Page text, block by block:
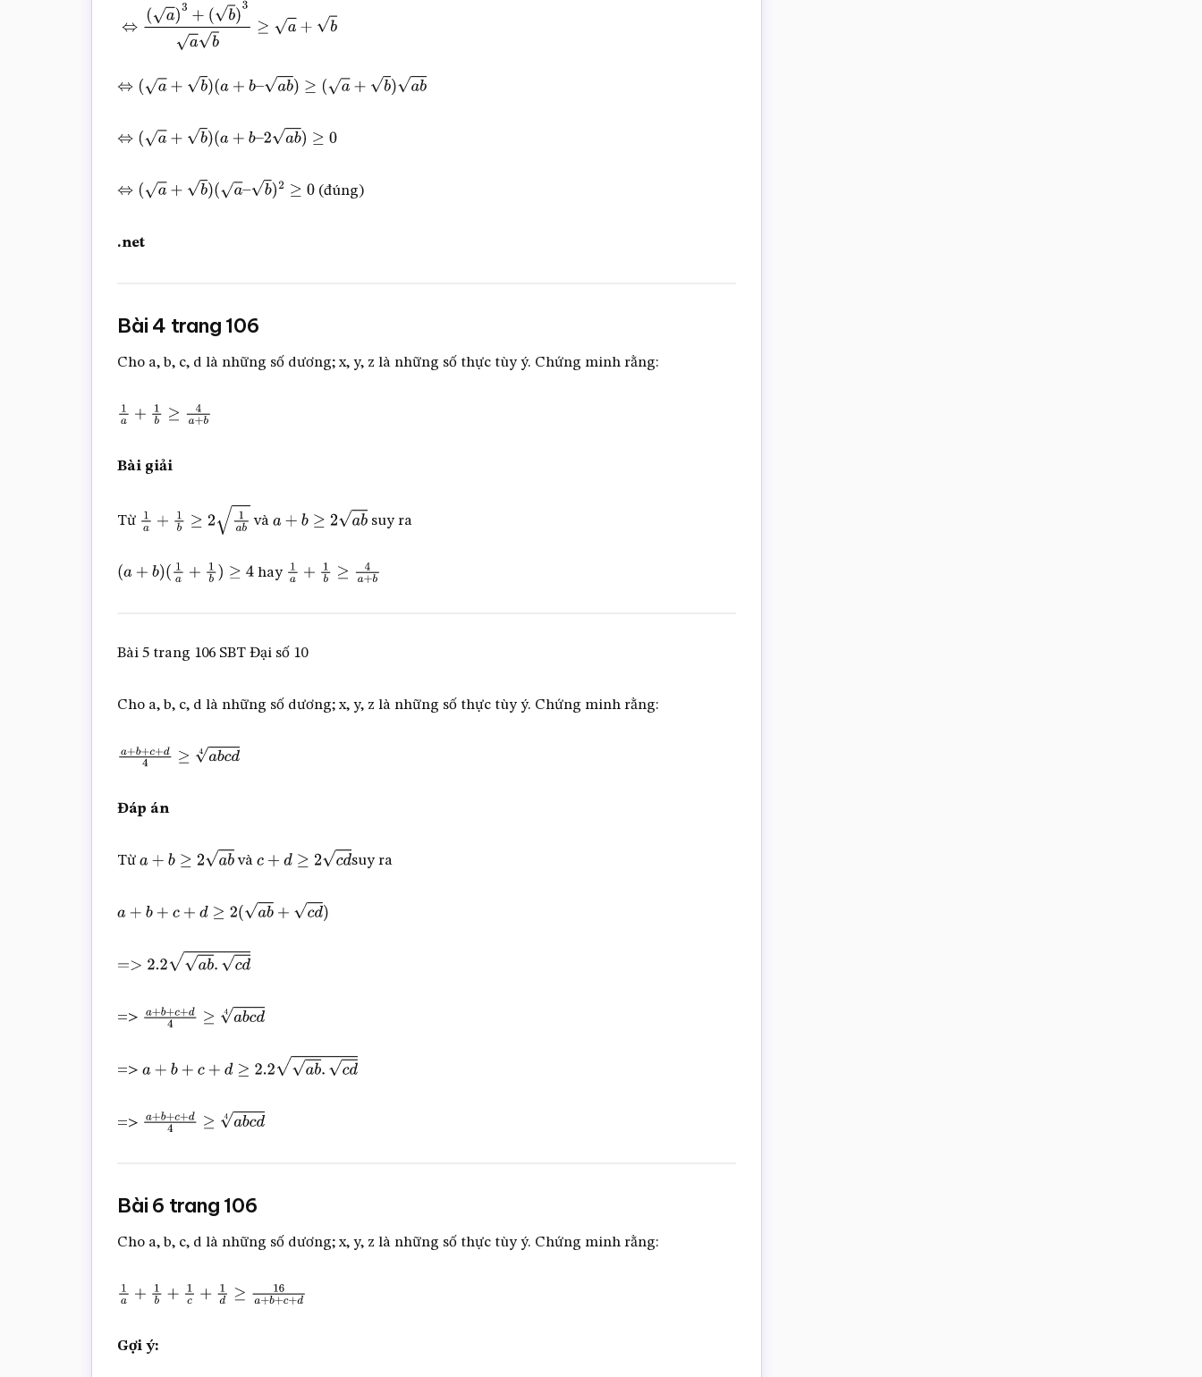
b ≥a+ ⇔( a )3+(
⇔ a + b) a +b–ab) ≥ a+ b ab
⇔ a + b) a +b–2ab ) 0
⇔ a + b) a –b )2≥ 0 (đúng)
.net
Bài 4 trang 106
Cho a, b, c, d là những số dương; x, y, z là những số thực tùy ý. Chứng minh rằng:
1a + b≥ 4a +b
Bài giải
Từ 1a + b≥ 21 ab và a+b ≥2ab suy ra
(a+ b )(1a + b ≥ 4 hay 1a + b≥ 4a +b
Bài 5 trang 106 SBT Đại số 10
Cho a, b, c, d là những số dương; x, y, z là những số thực tùy ý. Chứng minh rằng:
b+ d4 a bcd4
Đáp án
Từ a+ ≥ 2ab và c+d ≥2cd suy ra
a+ + + d ≥2 (a b+ cd )
=> 2.2ab .c d
=> b+ d4 a bcd4
=> a+ + + d ≥2.2 ab cd
=> b+ d4 a bcd4
Bài 6 trang 106
Cho a, b, c, d là những số dương; x, y, z là những số thực tùy ý. Chứng minh rằng:
1a + b+ 1 + d 16 a+ b+c+d
Gợi ý: